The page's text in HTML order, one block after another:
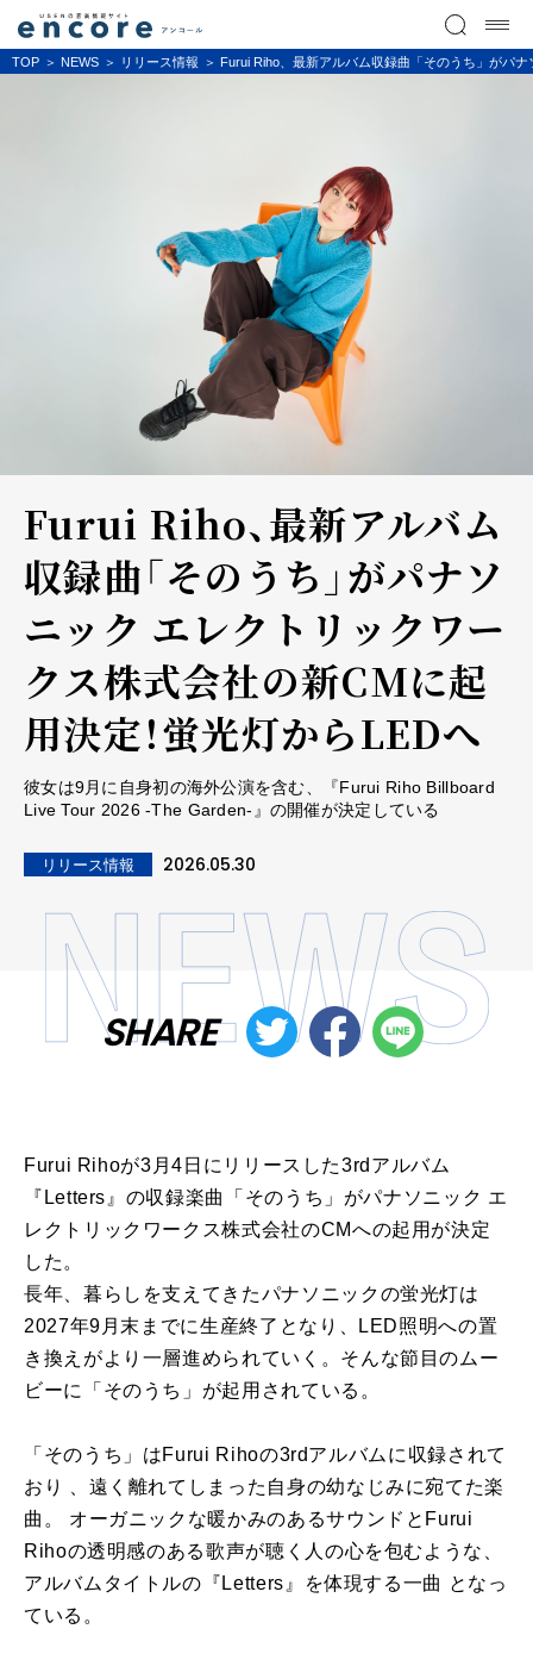
TOP NEWS リリース情報 Furui Riho、最新アルバム収録曲「そのうち」がパ
Furui Riho、最新アルバム
収録曲「そのうち」がパナソ
ニック エレクトリックワー
クス株式会社の新CMに起
用決定！蛍光灯からLEDへ
彼女は9月に自身初の海外公演を含む、『Furui Riho Billboard
Live Tour 2026 -The Garden-』の開催が決定している
リリース情報 2026.05.30
SHARE
Furui Rihoが3月4日にリリースした3rdアルバム
『Letters』の収録楽曲「そのうち」がパナソニック エ
レクトリックワークス株式会社のCMへの起用が決定
した。
長年、暮らしを支えてきたパナソニックの蛍光灯は
2027年9月末までに生産終了となり、LED照明への置
き換えがより一層進められていく。そんな節目のムー
ビーに「そのうち」が起用されている。
「そのうち」はFurui Rihoの3rdアルバムに収録されて
おり 、遠く離れてしまった自身の幼なじみに宛てた楽
曲。 オーガニックな暖かみのあるサウンドとFurui
Rihoの透明感のある歌声が聴く人の心を包むような、
アルバムタイトルの『Letters』を体現する一曲 となっ
ている。